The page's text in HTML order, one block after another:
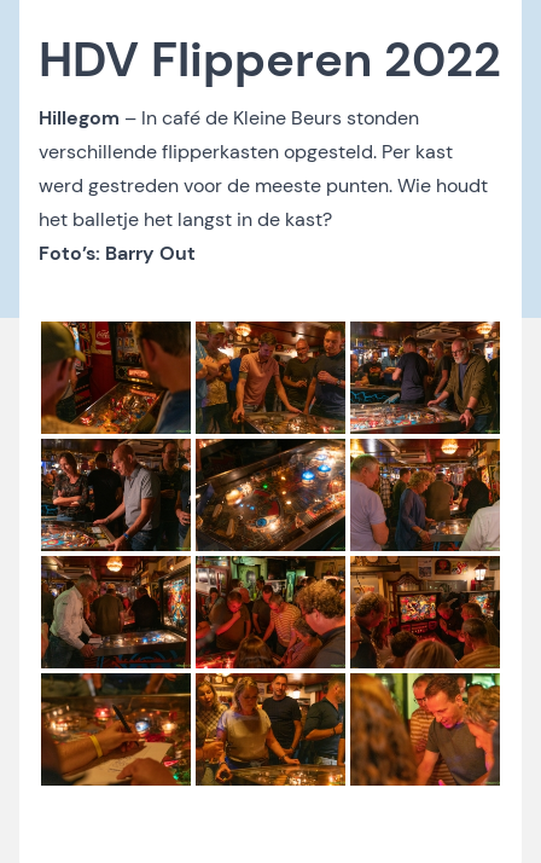
HDV Flipperen 2022
Hillegom – In café de Kleine Beurs stonden
verschillende flipperkasten opgesteld. Per kast
werd gestreden voor de meeste punten. Wie houdt
het balletje het langst in de kast?
Foto’s: Barry Out